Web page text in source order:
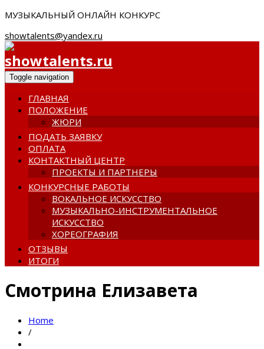
МУЗЫКАЛЬНЫЙ ОНЛАЙН КОНКУРС
showtalents@yandex.ru
Toggle navigation
ГЛАВНАЯ
ПОЛОЖЕНИЕ
ЖЮРИ
ПОДАТЬ ЗАЯВКУ
ОПЛАТА
КОНТАКТНЫЙ ЦЕНТР
ПРОЕКТЫ И ПАРТНЕРЫ
КОНКУРСНЫЕ РАБОТЫ
ВОКАЛЬНОЕ ИСКУССТВО
МУЗЫКАЛЬНО-ИНСТРУМЕНТАЛЬНОЕ
ИСКУССТВО
ХОРЕОГРАФИЯ
ОТЗЫВЫ
ИТОГИ
Смотрина Елизавета
Home
/